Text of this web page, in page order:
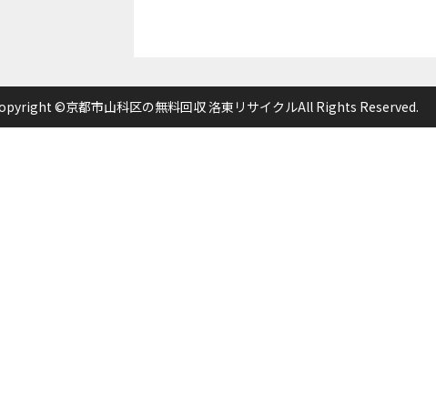
©京都市山科区の無料回収 洛東リサイクルAll Rights Reserved.